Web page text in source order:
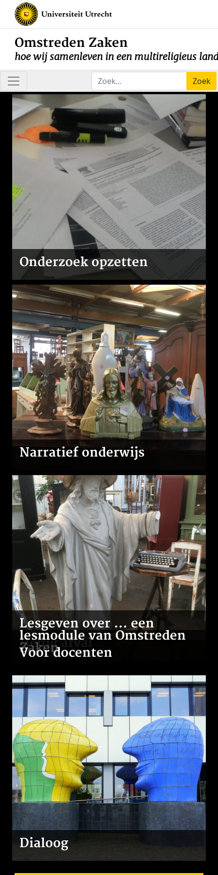
Omstreden Zaken
hoe wij samenleven in een multireligieus
Zoek
Onderzoek opzetten
Narratief onderwijs
Heilig afval
Lesgeven over … een
lesmodule van Omstreden
Zaken
Voor docenten
Dialoog